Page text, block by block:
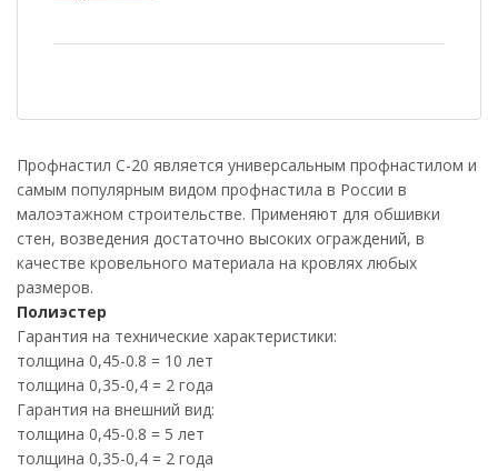
Ral 9006 Golden Dub
Cherry Wood
Профнастил С-20 является универсальным профнастилом и
самым популярным видом профнастила в России в
малоэтажном строительстве. Применяют для обшивки
стен, возведения достаточно высоких ограждений, в
качестве кровельного материала на кровлях любых
размеров.
Полиэстер
Гарантия на технические характеристики:
толщина 0,45-0.8 = 10 лет
толщина 0,35-0,4 = 2 года
Гарантия на внешний вид:
толщина 0,45-0.8 = 5 лет
толщина 0,35-0,4 = 2 года